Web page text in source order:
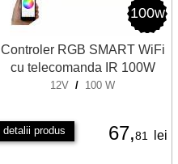
100w
Controler RGB SMART WiFi
cu telecomanda IR 100W
12V / 100 W
detalii produs 67,81 lei